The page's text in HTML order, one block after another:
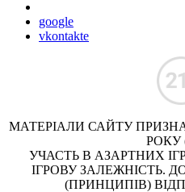
google
vkontakte
МАТЕРІАЛИ САЙТУ
РОКУ
УЧАСТЬ В АЗАРТНИХ
ІГРОВУ ЗАЛЕЖНІСТЬ.
(ПРИНЦИПІВ)